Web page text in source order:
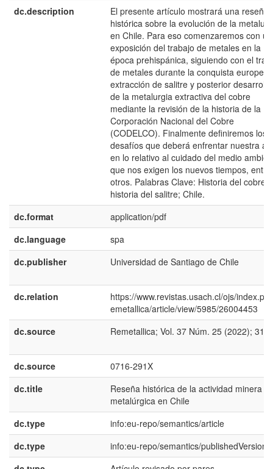
dc.description
El presente artículo mostrará una reseña
histórica sobre la evolución de la
en Chile. Para eso comenzaremos con
exposición del trabajo de metales en la
época prehispánica, siguiendo con el
de metales durante la conquista
extracción de salitre y posterior desarrollo
de la metalurgia extractiva del cobre
mediante la revisión de la historia de la
Corporación Nacional del Cobre
(CODELCO). Finalmente definiremos los
desafíos que deberá enfrentar nuestra
en lo relativo al cuidado del medio
que nos exigen los nuevos tiempos, entre
otros. Palabras Clave: Historia del cobre;
historia del salitre; Chile.
dc.format
application/pdf
dc.language
spa
dc.publisher
Universidad de Santiago de Chile
dc.relation
https://www.revistas.usach.cl/ojs/
emetallica/article/view/5985/26004453
dc.source
Remetallica; Vol. 37 Núm. 25 (2022); 31-
dc.source
0716-291X
dc.title
Reseña histórica de la actividad minera y
metalúrgica en Chile
dc.type
info:eu-repo/semantics/article
dc.type
info:eu-repo/semantics/publishedVersion